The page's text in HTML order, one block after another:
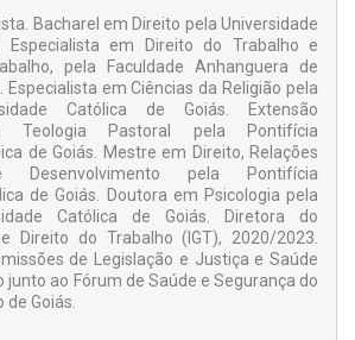
Bacharel em Direito pela Universidade
Especialista em Direito do Trabalho e
pela Faculdade Anhanguera de
Especialista em Ciências da Religião pela
Católica de Goiás. Extensão
Teologia Pastoral pela Pontifícia
de Goiás. Mestre em Direito, Relações
Desenvolvimento pela Pontifícia
de Goiás. Doutora em Psicologia pela
Católica de Goiás. Diretora do
Direito do Trabalho (IGT), 2020/2023.
de Legislação e Justiça e Saúde
junto ao Fórum de Saúde e Segurança do
de Goiás.